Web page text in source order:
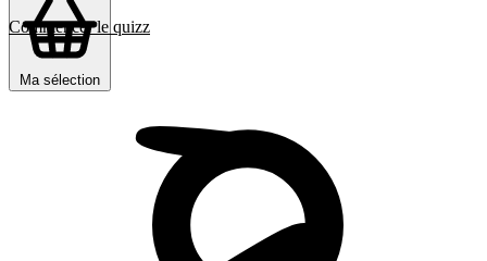
Ma sélection
Commencer le quizz